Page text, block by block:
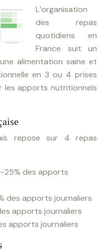
L’organisation
des repas
quotidiens en
France suit un
alimentation saine et
en 3 ou 4 prises
les apports nutritionnels
repose sur 4 repas
25% des apports
des apports journaliers
apports journaliers
apports journaliers